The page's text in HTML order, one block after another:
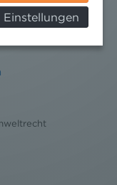
werden und
jederzeit Ihre
ausüben.
Einstellungen